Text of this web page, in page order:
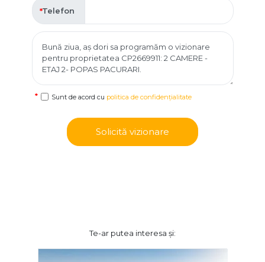
Telefon
Sunt de acord cu politica de confidențialitate
Solicită vizionare
Te-ar putea interesa și: